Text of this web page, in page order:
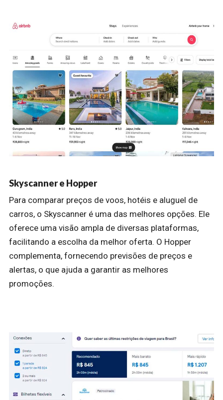
Skyscanner e Hopper
Para comparar preços de voos, hotéis e aluguel de
carros, o Skyscanner é uma das melhores opções. Ele
oferece uma visão ampla de diversas plataformas,
facilitando a escolha da melhor oferta. O Hopper
complementa, fornecendo previsões de preços e
alertas, o que ajuda a garantir as melhores
promoções.